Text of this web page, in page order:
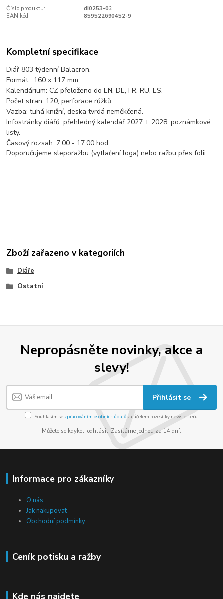
Číslo produktu:
di0253-02
EAN kód:
859522690452-9
Kompletní specifikace
Diář 803 týdenní Balacron.
Formát: 160 x 117 mm.
Kalendárium: CZ přeloženo do EN, DE, FR, RU, ES.
Počet stran: 120, perforace růžků.
Vazba: tuhá knižní, deska tvrdá neměkčená.
Infostránky diářů: přehledný kalendář 2027 + 2028, poznámkové
listy.
Časový rozsah: 7.00 - 17.00 hod..
Doporučujeme sleporažbu (vytlačení loga) nebo ražbu přes folii
Zboží zařazeno v kategoriích
Diáře
Ostatní
Nepropásněte novinky, akce a
slevy!
Přihlásit se
Souhlasím se zpracováním osobních údajůza účelem rozesílky newsletteru.
Můžete se kdykoli odhlásit. Zasíláme jednou za 14 dní.
Informace pro zákazníky
O nás
Jak nakupovat
Obchodní podmínky
Ceník potisku a ražby
Kde nás najdete